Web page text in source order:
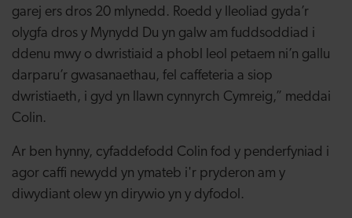
garej ers dros 20 mlynedd. Roedd y lleoliad gyda’r
olygfa dros y Mynydd Du yn galw am fuddsoddiad i
ddenu mwy o dwristiaid a phobl leol petaem ni’n gallu
darparu’r gwasanaethau, fel caffeteria a siop
dwristiaeth, i gyd yn llawn cynnyrch Cymreig,” meddai
Colin.
Ar ben hynny, cyfaddefodd Colin fod y penderfyniad i
agor caffi newydd yn ymateb i'r pryderon am y
diwydiant olew yn dirywio yn y dyfodol.